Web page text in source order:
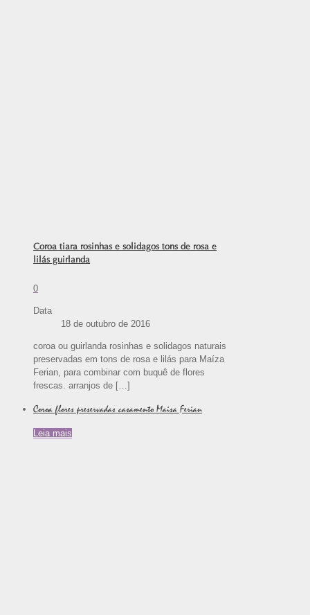
Coroa tiara rosinhas e solidagos tons de rosa e
lilás guirlanda
0
Data
18 de outubro de 2016
coroa ou guirlanda rosinhas e solidagos naturais
preservadas em tons de rosa e lilás para Maíza
Ferian, para combinar com buquê de flores
frescas. arranjos de […]
Coroa flores preservadas casamento Maisa Ferian
Leia mais